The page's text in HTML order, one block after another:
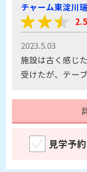
チャーム東淀川
2.5
2023.5.03
施設は古く感じ
受けたが、テー
ら外が見えて、
思ってしまわな
見学予約